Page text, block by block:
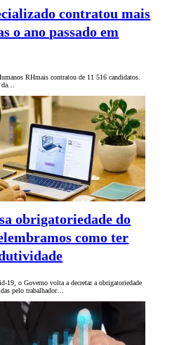
contratou mais
o ano passado em
RHmais contratou de 11 516 candidatos.
da…
obrigatoriedade do
como ter
19, o Governo volta a decretar a obrigatoriedade
pelo trabalhador…